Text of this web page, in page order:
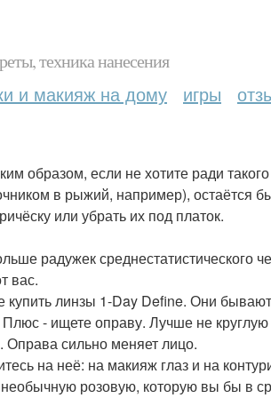
техника нанесения
и макияж на дому игры
образом, если не хотите ради такого
в рыжий, например), остаётся
или убрать их под платок.
радужек среднестатистического
вас.
купить линзы 1-Day Define. Они
- ищете оправу. Лучше не
Оправа сильно меняет лицо.
на неё: на макияж глаз и на
розовую, которую вы бы в